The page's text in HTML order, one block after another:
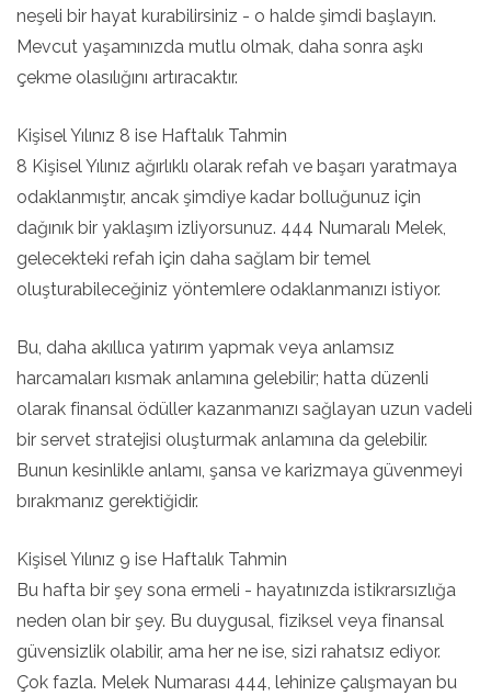
neşeli bir hayat kurabilirsiniz - o halde şimdi başlayın.
Mevcut yaşamınızda mutlu olmak, daha sonra aşkı
çekme olasılığını artıracaktır.
Kişisel Yılınız 8 ise Haftalık Tahmin
8 Kişisel Yılınız ağırlıklı olarak refah ve başarı yaratmaya
odaklanmıştır, ancak şimdiye kadar bolluğunuz için
dağınık bir yaklaşım izliyorsunuz. 444 Numaralı Melek,
gelecekteki refah için daha sağlam bir temel
oluşturabileceğiniz yöntemlere odaklanmanızı istiyor.
Bu, daha akıllıca yatırım yapmak veya anlamsız
harcamaları kısmak anlamına gelebilir; hatta düzenli
olarak finansal ödüller kazanmanızı sağlayan uzun vadeli
bir servet stratejisi oluşturmak anlamına da gelebilir.
Bunun kesinlikle anlamı, şansa ve karizmaya güvenmeyi
bırakmanız gerektiğidir.
Kişisel Yılınız 9 ise Haftalık Tahmin
Bu hafta bir şey sona ermeli - hayatınızda istikrarsızlığa
neden olan bir şey. Bu duygusal, fiziksel veya finansal
güvensizlik olabilir, ama her ne ise, sizi rahatsız ediyor.
Çok fazla. Melek Numarası 444, lehinize çalışmayan bu